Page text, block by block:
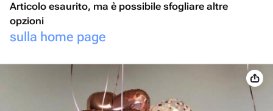
Articolo esaurito, ma è possibile sfogliare altre
opzioni
sulla home page